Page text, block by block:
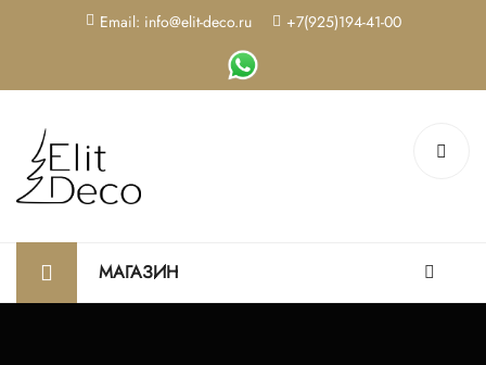
Email: info@elit-deco.ru +7(925)194-41-00
МАГАЗИН